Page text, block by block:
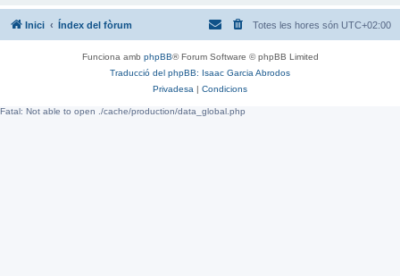
Inici Índex del fòrum Totes les hores són UTC+02:00
Funciona amb phpBB® Forum Software © phpBB Limited
Traducció del phpBB: Isaac Garcia Abrodos
Privadesa | Condicions
Fatal: Not able to open ./cache/production/data_global.php